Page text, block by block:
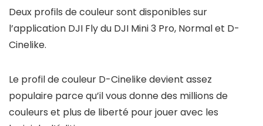
Deux profils de couleur sont disponibles sur
l’application DJI Fly du DJI Mini 3 Pro, Normal et D-
Cinelike.
Le profil de couleur D-Cinelike devient assez
populaire parce qu’il vous donne des millions de
couleurs et plus de liberté pour jouer avec les